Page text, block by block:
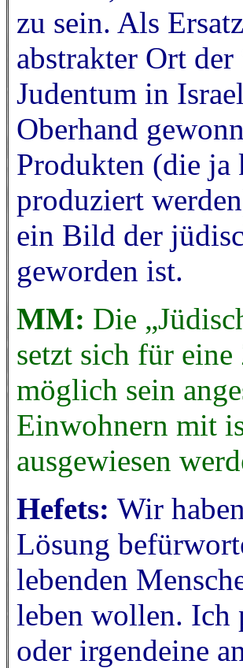
zu sein. Als
abstrakter Ort
Judentum in
Oberhand
Produkten (die ja
produziert
ein Bild der
geworden ist.
MM: Die
setzt sich für
möglich sein
Einwohnern mit
ausgewiesen
Hefets: Wir
Lösung
lebenden
leben wollen. Ich
oder irgendeine